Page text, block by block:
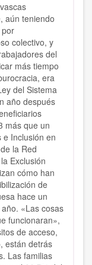
aún teniendo
colectivo, y
del
más tiempo
era
del Sistema
año después
más que un
Inclusión en
la Red
Exclusión
cómo han
de
hace un
«Las cosas
funcionaran»,
de acceso,
están detrás
Las familias